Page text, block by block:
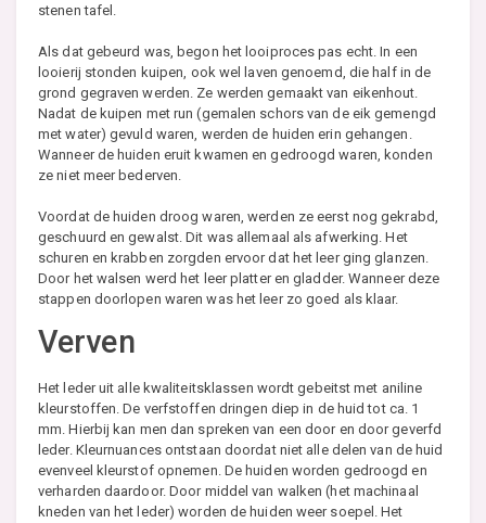
stenen tafel.
Als dat gebeurd was, begon het looiproces pas echt. In een
looierij stonden kuipen, ook wel laven genoemd, die half in de
grond gegraven werden. Ze werden gemaakt van eikenhout.
Nadat de kuipen met run (gemalen schors van de eik gemengd
met water) gevuld waren, werden de huiden erin gehangen.
Wanneer de huiden eruit kwamen en gedroogd waren, konden
ze niet meer bederven.
Voordat de huiden droog waren, werden ze eerst nog gekrabd,
geschuurd en gewalst. Dit was allemaal als afwerking. Het
schuren en krabben zorgden ervoor dat het leer ging glanzen.
Door het walsen werd het leer platter en gladder. Wanneer deze
stappen doorlopen waren was het leer zo goed als klaar.
Verven
Het leder uit alle kwaliteitsklassen wordt gebeitst met aniline
kleurstoffen. De verfstoffen dringen diep in de huid tot ca. 1
mm. Hierbij kan men dan spreken van een door en door geverfd
leder. Kleurnuances ontstaan doordat niet alle delen van de huid
evenveel kleurstof opnemen. De huiden worden gedroogd en
verharden daardoor. Door middel van walken (het machinaal
kneden van het leder) worden de huiden weer soepel. Het